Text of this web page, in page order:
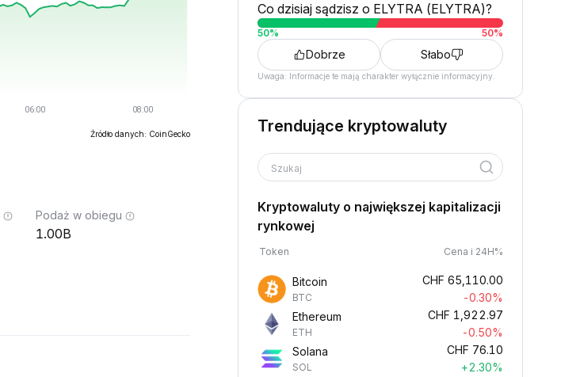
Źródło danych: CoinGecko
Podaż w obiegu
1.00B
Co dzisiaj sądzisz o ELYTRA (ELYTRA)?
50% 50%
Dobrze Słabo
Uwaga: Informacje te mają charakter wyłącznie informacyjny.
Trendujące kryptowaluty
Szukaj
Kryptowaluty o największej kapitalizacji
rynkowej
Token Cena i 24H%
Bitcoin
BTC
CHF 65,110.00
-0.30%
Ethereum
ETH
CHF 1,922.97
-0.50%
Solana
SOL
CHF 76.10
+2.30%